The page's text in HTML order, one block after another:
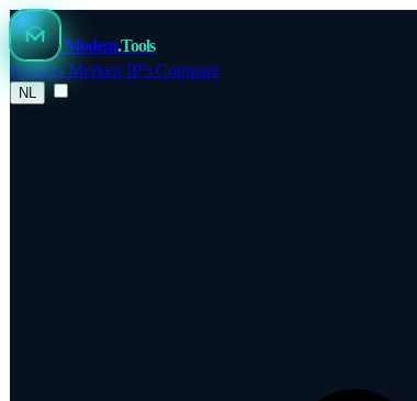
Modem.Tools
Routers Merken IP's Compare
NL